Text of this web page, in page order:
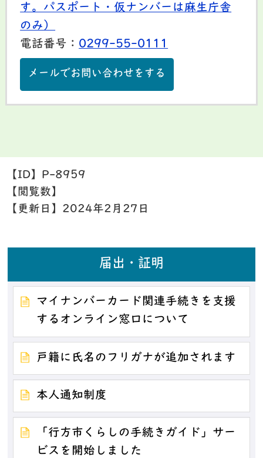
す。パスポート・仮ナンバーは麻生庁舎
のみ）
電話番号： 0299-55-0111
メールでお問い合わせをする
【ID】 P-8959
【閲覧数】
【更新日】 2024年2月27日
届出・証明
マイナンバーカード関連手続きを支援
するオンライン窓口について
戸籍に氏名のフリガナが追加されます
本人通知制度
「行方市くらしの手続きガイド」サー
ビスを開始しました